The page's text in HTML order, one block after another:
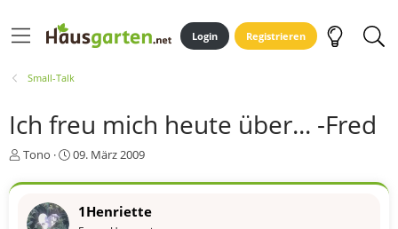
Login Registrieren
Small-Talk
Ich freu mich heute über... -Fred
E
s
e
Tono
E
s
09. März 2009
1Henriette